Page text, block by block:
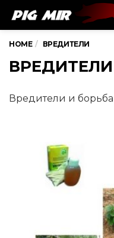
HOME ВРЕДИТЕЛИ
ВРЕДИТЕЛИ
Вредители и